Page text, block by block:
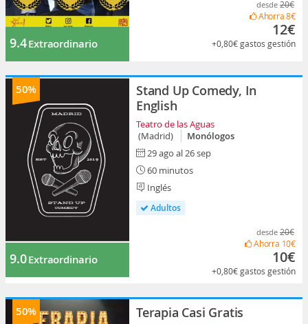
9.4Extraordinario
desde 20€
Ahorra8€
12€
+0,80€gastos gestión
50%
9.0Extraordinario
Stand Up Comedy, In
English
Teatro de las Aguas
(Madrid)
Monólogos
29 ago al 26 sep
60 minutos
Inglés
Adultos
desde 20€
Ahorra 10€
10€
+0,80€gastos gestión
50% Terapia Casi Gratis